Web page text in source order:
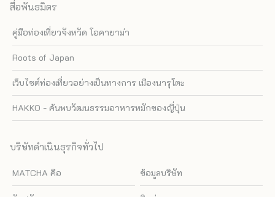
สื่อพันธมิตร
คู่มือท่องเที่ยวจังหวัด โอคายาม่า
Roots of Japan
เว็บไซต์ท่องเที่ยวอย่างเป็นทางการ เมืองนารุโตะ
HAKKO - ค้นพบวัฒนธรรมอาหารหมักของญี่ปุ่น
บริษัทดำเนินธุรกิจทั่วไป
MATCHA คือ ข้อมูลบริษัท